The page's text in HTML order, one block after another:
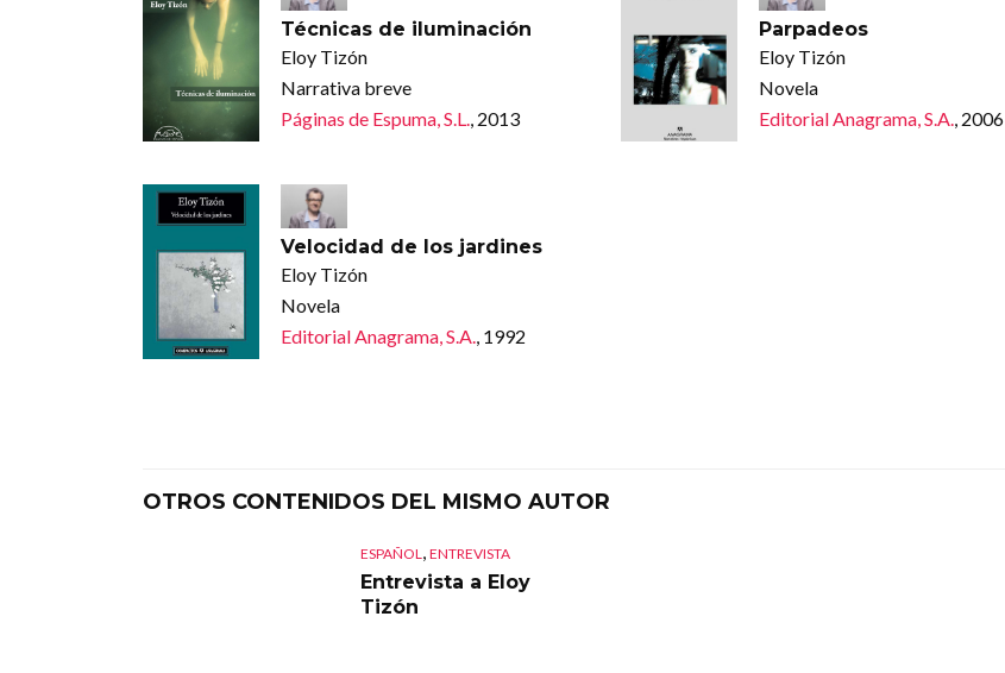
Técnicas de iluminación
Eloy Tizón
Narrativa breve
Páginas de Espuma, S.L., 2013
Parpadeos
Eloy Tizón
Novela
Editorial Anagrama, S.A., 2006
Velocidad de los jardines
Eloy Tizón
Novela
Editorial Anagrama, S.A., 1992
OTROS CONTENIDOS DEL MISMO AUTOR
ESPAÑOL , ENTREVISTA
Entrevista a Eloy
Tizón